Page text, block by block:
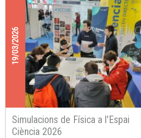
19/03/2026
Simulacions de Física a l'Espai
Ciència 2026